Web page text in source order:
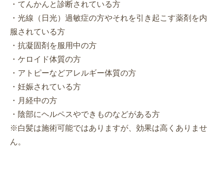
・てんかんと診断されている方
・光線（日光）過敏症の方やそれを引き起こす薬剤を内
服されている方
・抗凝固剤を服用中の方
・ケロイド体質の方
・アトピーなどアレルギー体質の方
・妊娠されている方
・月経中の方
・陰部にヘルペスやできものなどがある方
※白髪は施術可能ではありますが、効果は高くありませ
ん。